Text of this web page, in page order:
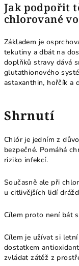
Jak podpořit
chlorované
Základem je
tekutiny a dbát na
doplňků stravy dává
glutathionového
astaxanthin, hořčík a
Shrnutí
Chlór je jedním z
bezpečné. Pomáhá
riziko infekcí.
Současně ale při
u citlivějších lidí
Cílem proto není bát
Cílem je užívat si
dostatkem
zvládat zátěž z